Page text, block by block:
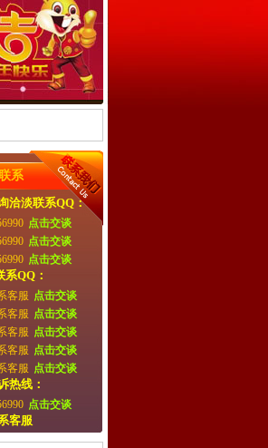
系
洽淡联系QQ：
点击交谈
点击交谈
点击交谈
QQ：
客服 点击交谈
客服 点击交谈
客服 点击交谈
客服 点击交谈
客服 点击交谈
热线：
点击交谈
客服